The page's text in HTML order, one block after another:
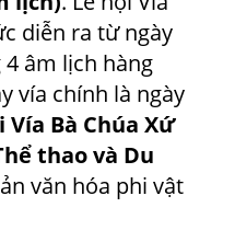
diễn ra từ ngày
4 âm lịch hàng
vía chính là ngày
Vía Bà Chúa Xứ
thao và Du
văn hóa phi vật